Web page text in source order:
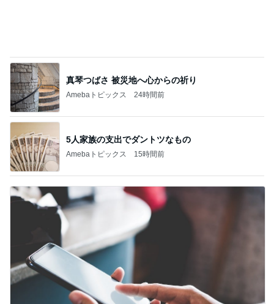
5人家族の支出でダントツなもの
Amebaトピックス 15時間前
買うか悩んで朝を迎えたら完売
Amebaトピックス